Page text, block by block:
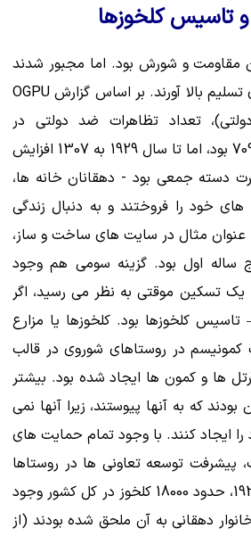
تاسیس کلخوزها
مقاومت و شورش بود. اما مجبور شدند
دستهایشان را به معنای تسلیم بالا آورند. بر اساس گزارش OGPU
تعداد تظاهرات ضد دولتی در
روستاها در سال 1928 709 بود، اما تا سال 1929 به 1307 افزایش
دسته جمعی بود - دهقانان خانه ها،
های خود را فروختند و به دنبال زندگی
عنوان مثال در سایت های ساخت و ساز،
ساله اول بود. گزینه سومی هم وجود
تسکین موقتی به نظر می رسید، اگر
کلخوزها بود. کلخوزها یا مزارع
در روستاهای شوروی در قالب
ها و کمون ها ایجاد شده بود. بیشتر
که به آنها پیوستند، زیرا آنها نمی
ایجاد کنند. با وجود تمام حمایت های
پیشرفت توسعه تعاونی ها در روستاها
کند بود. در اول اکتبر 1927، حدود 18000 کلخوز در کل کشور وجود
و تقریباً 200000 خانوار دهقانی به آن ملحق شده بودند (از